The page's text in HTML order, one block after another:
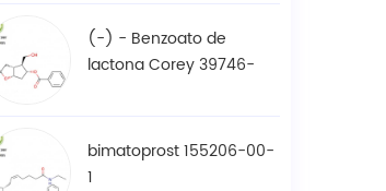
(-) - Benzoato de
lactona Corey 39746-
bimatoprost 155206-00-
1